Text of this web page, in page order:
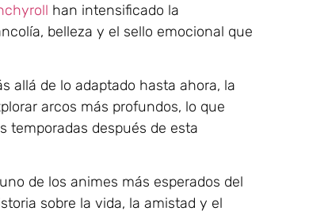
han intensificado la
belleza y el sello emocional que
allá de lo adaptado hasta ahora, la
arcos más profundos, lo que
temporadas después de esta
de los animes más esperados del
sobre la vida, la amistad y el